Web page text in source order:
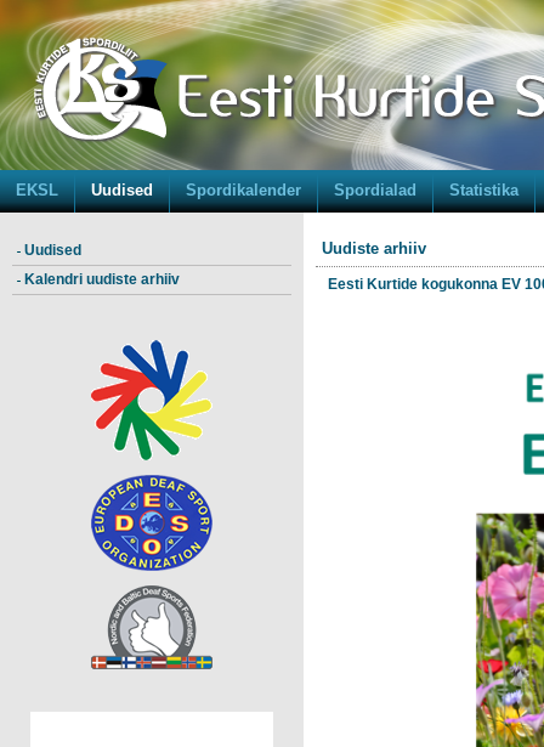
EKSL Uudised Spordikalender Spordialad Statistika
Uudised
Kalendri uudiste arhiiv
Uudiste arhiiv
Eesti Kurtide kogukonna EV